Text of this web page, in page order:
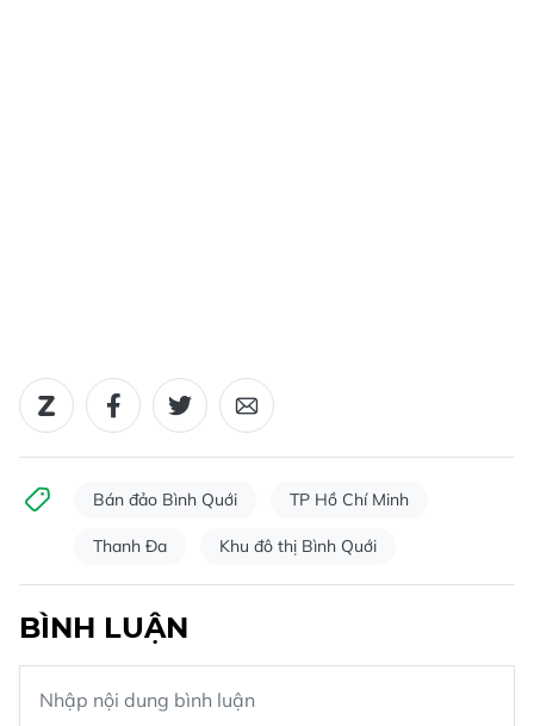
Bán đảo Bình Quới TP Hồ Chí Minh
Thanh Đa Khu đô thị Bình Quới
BÌNH LUẬN